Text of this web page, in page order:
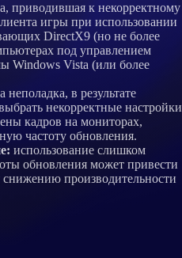
приводившая к некорректному
игры при использовании
DirectX9 (но не более
под управлением
Windows Vista (или более
неполадка, в результате
некорректные настройки
кадров на мониторах,
частоту обновления.
использование слишком
обновления может привести
производительности